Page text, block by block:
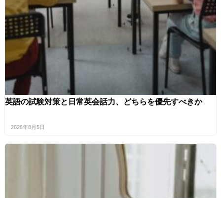
英語の試験対策と日常英会話力、どちらを優先すべきか
2026年8月5日